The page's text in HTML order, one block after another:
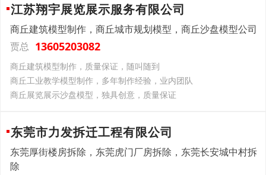
江苏翔宇展览展示服务有限公司
商丘建筑模型制作，商丘城市规划模型，商丘沙盘模型公司
贾总 13605203082
商丘建筑模型制作，质量保证，随叫随到
商丘工业教学模型制作，多年制作经验，业内团队
商丘展览展示沙盘模型，独具创意，质量保证
东莞市力发拆迁工程有限公司
东莞厚街楼房拆除，东莞虎门厂房拆除，东莞长安城中村拆
除